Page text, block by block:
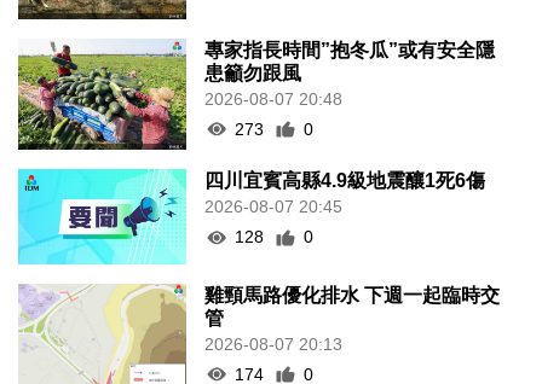
專家指長時間”抱冬瓜”或有安全隱
患籲勿跟風
2026-08-07 20:48
273
0
四川宜賓高縣4.9級地震釀1死6傷
2026-08-07 20:45
128
0
雞頸馬路優化排水 下週一起臨時交
管
2026-08-07 20:13
174
0